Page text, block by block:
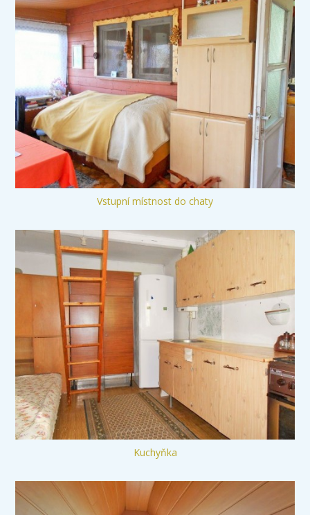
Vstupní místnost do chaty
Kuchyňka